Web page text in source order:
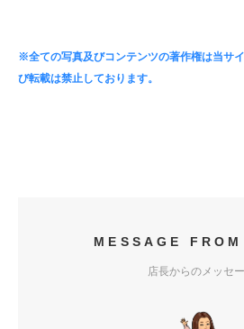
※全ての写真及びコンテンツの著作権は当サ
び転載は禁止しております。
MESSAGE
店長からのメッセ